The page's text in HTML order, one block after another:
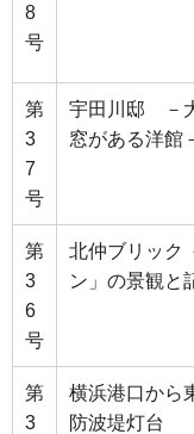
8
号
第
3
7
号
宇田川邸 －
窓がある洋館
第
3
6
号
北仲ブリック
ン」の景観と
第
3
横浜港口から
防波堤灯台